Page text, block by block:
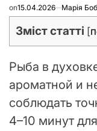
on15.04.2026 Марія
Зміст статті [
Рыба в
ароматной и
соблюдать
4–10 минут